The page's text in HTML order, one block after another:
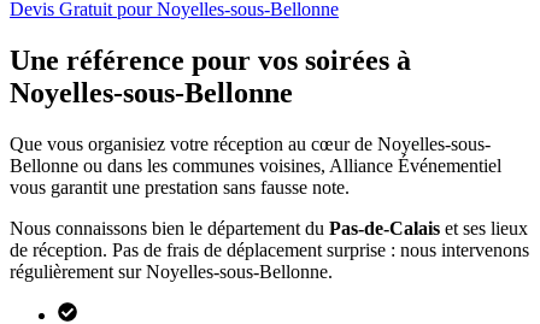
Devis Gratuit pourNoyelles-sous-Bellonne
Une référence pour vos soirées à
Noyelles-sous-Bellonne
Que vous organisiez votre réception au cœur de Noyelles-sous-
Bellonne ou dans les communes voisines, Alliance Événementiel
vous garantit une prestation sans fausse note.
Nous connaissons bien le département du Pas-de-Calais et ses lieux
de réception. Pas de frais de déplacement surprise : nous intervenons
régulièrement surNoyelles-sous-Bellonne.